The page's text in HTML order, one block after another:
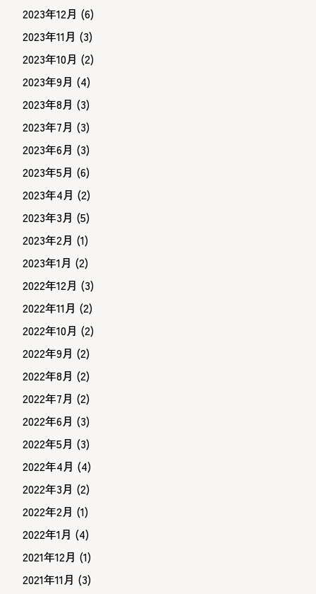
2023年12月 (6)
2023年11月 (3)
2023年10月 (2)
2023年9月 (4)
2023年8月 (3)
2023年7月 (3)
2023年6月 (3)
2023年5月 (6)
2023年4月 (2)
2023年3月 (5)
2023年2月 (1)
2023年1月 (2)
2022年12月 (3)
2022年11月 (2)
2022年10月 (2)
2022年9月 (2)
2022年8月 (2)
2022年7月 (2)
2022年6月 (3)
2022年5月 (3)
2022年4月 (4)
2022年3月 (2)
2022年2月 (1)
2022年1月 (4)
2021年12月 (1)
2021年11月 (3)